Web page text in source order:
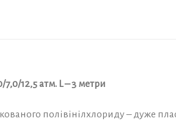
12,5 атм. L – 3 метри
полівінілхлориду – дуже